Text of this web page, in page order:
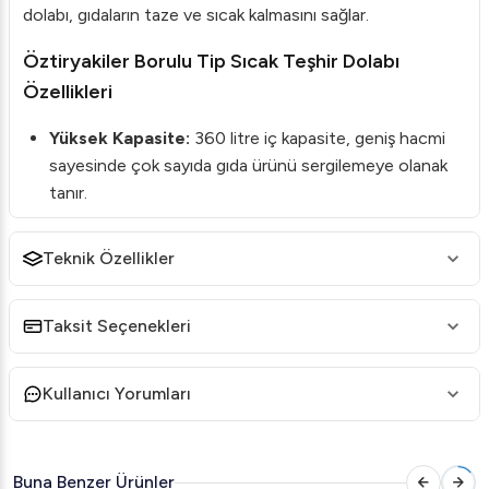
dolabı, gıdaların taze ve sıcak kalmasını sağlar.
Öztiryakiler Borulu Tip Sıcak Teşhir Dolabı
Özellikleri
Yüksek Kapasite: 360 litre iç kapasite, geniş hacmi
sayesinde çok sayıda gıda ürünü sergilemeye olanak
tanır.
Malzeme Kalitesi:Gövde, dayanıklı ahşap ve
paslanmaz çelikten üretilmiştir, bu da uzun süreli
kullanım sağlar.
Sıcaklık Kontrolü:
yönetimi sağlar.
Teknik Özellikler
Taksit Seçenekleri
Kullanıcı Yorumları
Buna Benzer Ürünler